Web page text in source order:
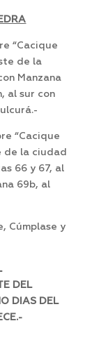
“Cacique
de la
Manzana
al sur con
“Cacique
de la ciudad
66 y 67, al
69b, al
Cúmplase y
DEL
DIAS DEL